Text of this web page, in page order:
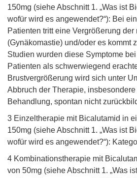
150mg (siehe Abschnitt 1. „Was ist
wofür wird es angewendet?“): Bei
Patienten tritt eine Vergrößerung
(Gynäkomastie) und/oder es kommt
Studien wurden diese Symptome
Patienten als schwerwiegend
Brustvergrößerung wird sich unter
Abbruch der Therapie,
Behandlung, spontan nicht
3 Einzeltherapie mit Bicalutamid in
150mg (siehe Abschnitt 1. „Was ist
wofür wird es angewendet?“):
4 Kombinationstherapie mit
von 50mg (siehe Abschnitt 1. „Was